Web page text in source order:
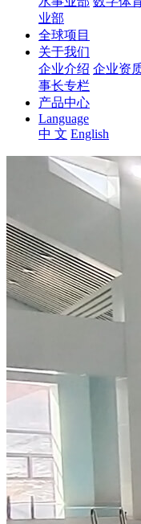
业部
全球项目
关于我们
企业介绍 企业资
事长专栏
产品中心
Language
中 文 English